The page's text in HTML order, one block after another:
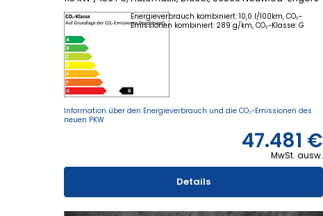
Energieverbrauch kombiniert: 10,0 l/100km, CO₂-
Emissionen kombiniert: 289 g/km, CO₂-Klasse: G
Information über den Energieverbrauch und die CO₂-Emissionen des
neuen PKW
47.481 €
MwSt. ausw.
Details